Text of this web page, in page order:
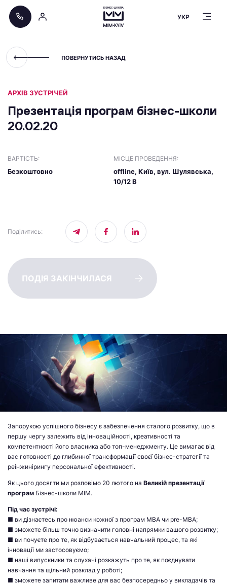
УКР
ПОВЕРНУТИСЬ НАЗАД
АРХІВ ЗУСТРІЧЕЙ
Презентація програм бізнес-школи
20.02.20
ВАРТІСТЬ:
Безкоштовно
МІСЦЕ ПРОВЕДЕННЯ:
offline, Київ, вул. Шулявська,
10/12 В
Поділитись:
ПОДІЯ ЗАКІНЧИЛАСЯ
Запорукою успішного бізнесу є забезпечення сталого розвитку, що в
першу чергу залежить від інноваційності, креативності та
компетентності його власника або топ-менеджменту. Це вимагає від
вас готовності до глибинної трансформації своєї бізнес-стратегії та
реінжинірингу персональної ефективності.
Як цього досягти ми розповімо 20 лютого на Великій презентації
програм Бізнес-школи МІМ.
Під час зустрічі:
■ ви дізнаєтесь про нюанси кожної з програм MBA чи pre-MBA;
■ зможете більш точно визначити головні напрямки вашого розвитку;
■ ви почуєте про те, як відбувається навчальний процес, та які
інновації ми застосовуємо;
■ наші випускники та слухачі розкажуть про те, як поєднувати
навчання та щільний розклад у роботі;
■ зможете запитати важливе для вас безпосередньо у викладачів та